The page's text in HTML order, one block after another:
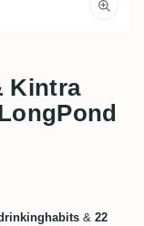
Kintra
& 22